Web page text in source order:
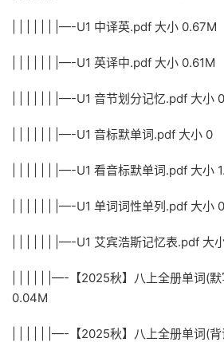
| | | | | | |—-U1 中译英.pdf 大小 0.67M
| | | | | | |—-U1 英译中.pdf 大小 0.61M
| | | | | | |—-U1 音节划分记忆.pdf 大小
| | | | | | |—-U1 音标默单词.pdf 大小 0
| | | | | | |—-U1 看音标默单词.pdf 大小
| | | | | | |—-U1 单词词性单列.pdf 大小
| | | | | | |—-U1 艾宾浩斯记忆表.pdf 大
| | | | | |—-【2025秋】八上全册单词(
0.04M
| | | | | |—-【2025秋】八上全册单词(